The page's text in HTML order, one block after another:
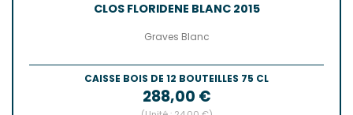
CLOS FLORIDENE BLANC 2015
Graves Blanc
CAISSE BOIS DE 12 BOUTEILLES 75 CL
Prix
288,00 €